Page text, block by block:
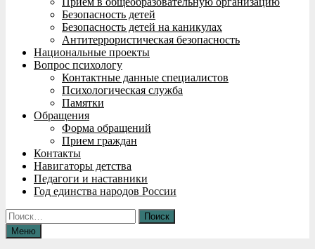
Безопасность детей
Безопасность детей на каникулах
Антитеррористическая безопасность
Национальные проекты
Вопрос психологу
Контактные данные специалистов
Психологическая служба
Памятки
Обращения
Форма обращений
Прием граждан
Контакты
Навигаторы детства
Педагоги и наставники
Год единства народов России
Найти:
Меню